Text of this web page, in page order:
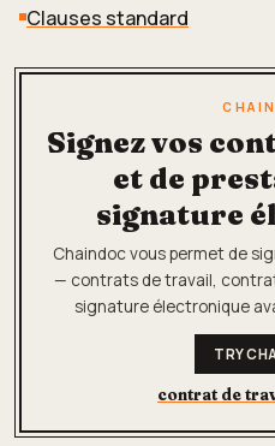
Clauses standard
Signez vos
et de
signature
Chaindoc vous permet de
— contrats de travail,
signature électronique
TRY
contrat de